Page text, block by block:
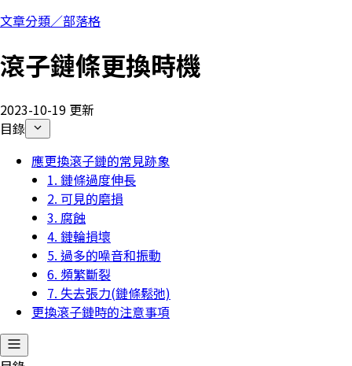
文章分類／部落格
滾子鏈條更換時機
2023-10-19 更新
目錄
應更換滾子鏈的常見跡象
1. 鏈條過度伸長
2. 可見的磨損
3. 腐蝕
4. 鏈輪損壞
5. 過多的噪音和振動
6. 頻繁斷裂
7. 失去張力(鏈條鬆弛)
更換滾子鏈時的注意事項